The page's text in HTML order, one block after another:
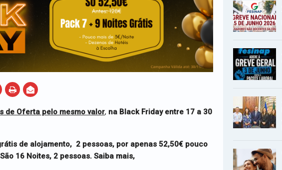
de Oferta pelo mesmo valor, na Black Friday entre 17 a 30
de alojamento, 2 pessoas, por apenas 52,50€ pouco
16 Noites, 2 pessoas. Saiba mais,